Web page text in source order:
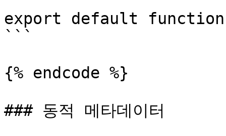
export default
```
{% endcode %}
### 동적 메타데이터